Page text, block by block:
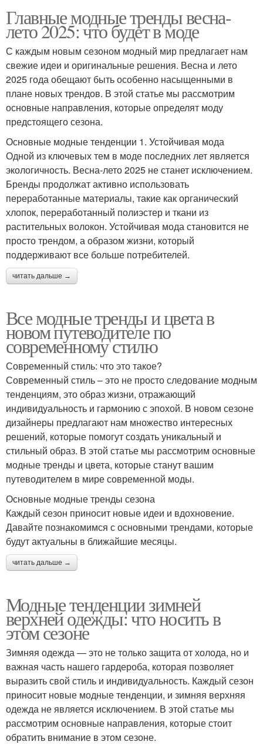
Главные модные тренды весна-
лето 2025: что будет в моде
С каждым новым сезоном модный мир предлагает нам
свежие идеи и оригинальные решения. Весна и лето
2025 года обещают быть особенно насыщенными в
плане новых трендов. В этой статье мы рассмотрим
основные направления, которые определят моду
предстоящего сезона.
Основные модные тенденции 1. Устойчивая мода
Одной из ключевых тем в моде последних лет является
экологичность. Весна-лето 2025 не станет исключением.
Бренды продолжат активно использовать
переработанные материалы, такие как органический
хлопок, переработанный полиэстер и ткани из
растительных волокон. Устойчивая мода становится не
просто трендом, а образом жизни, который
поддерживают все больше потребителей.
читать дальше →
Все модные тренды и цвета в
новом путеводителе по
современному стилю
Современный стиль: что это такое?
Современный стиль – это не просто следование модным
тенденциям, это образ жизни, отражающий
индивидуальность и гармонию с эпохой. В новом сезоне
дизайнеры предлагают нам множество интересных
решений, которые помогут создать уникальный и
стильный образ. В этой статье мы рассмотрим основные
модные тренды и цвета, которые станут вашим
путеводителем в мире современной моды.
Основные модные тренды сезона
Каждый сезон приносит новые идеи и вдохновение.
Давайте познакомимся с основными трендами, которые
будут актуальны в ближайшие месяцы.
читать дальше →
Модные тенденции зимней
верхней одежды: что носить в
этом сезоне
Зимняя одежда — это не только защита от холода, но и
важная часть нашего гардероба, которая позволяет
выразить свой стиль и индивидуальность. Каждый сезон
приносит новые модные тенденции, и зимняя верхняя
одежда не является исключением. В этой статье мы
рассмотрим основные направления, которые стоит
обратить внимание в этом сезоне.